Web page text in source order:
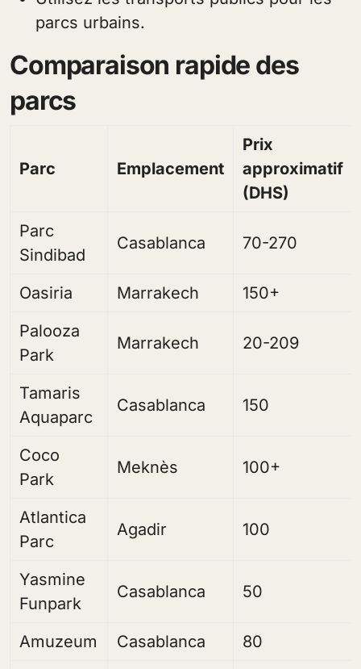
parcs urbains.
Comparaison rapide des
parcs
Parc Emplacement
Prix
approximatif
(DHS)
Parc
Sindibad
Casablanca 70-270
Oasiria Marrakech
150+
Palooza
Park
Marrakech 20-209
Tamaris
Aquaparc
Casablanca 150
Coco
Park
Meknès 100+
Atlantica
Parc
Agadir 100
Yasmine
Funpark
Casablanca 50
Amuzeum Casablanca
80